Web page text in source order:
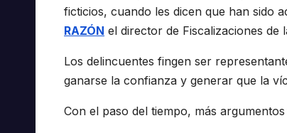
ficticios, cuando les dicen que han sido
RAZÓN el director de Fiscalizaciones de
Los delincuentes fingen ser
ganarse la confianza y generar que la
Con el paso del tiempo, más